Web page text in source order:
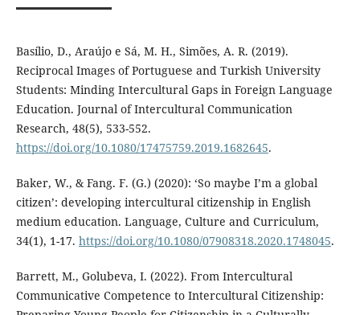
Basílio, D., Araújo e Sá, M. H., Simões, A. R. (2019).
Reciprocal Images of Portuguese and Turkish University
Students: Minding Intercultural Gaps in Foreign Language
Education. Journal of Intercultural Communication
Research, 48(5), 533-552.
https://doi.org/10.1080/17475759.2019.1682645.
Baker, W., & Fang. F. (G.) (2020): ‘So maybe I’m a global
citizen’: developing intercultural citizenship in English
medium education. Language, Culture and Curriculum,
34(1), 1-17. https://doi.org/10.1080/07908318.2020.1748045.
Barrett, M., Golubeva, I. (2022). From Intercultural
Communicative Competence to Intercultural Citizenship: